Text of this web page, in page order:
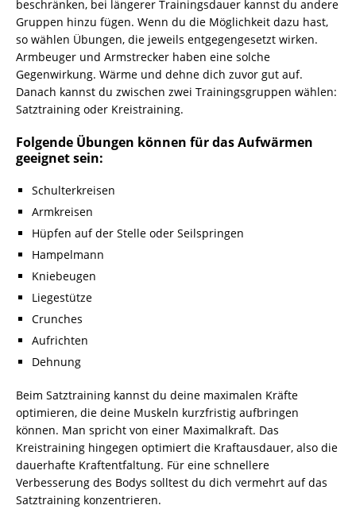
beschränken, bei längerer Trainingsdauer kannst du andere
Gruppen hinzu fügen. Wenn du die Möglichkeit dazu hast,
so wählen Übungen, die jeweils entgegengesetzt wirken.
Armbeuger und Armstrecker haben eine solche
Gegenwirkung. Wärme und dehne dich zuvor gut auf.
Danach kannst du zwischen zwei Trainingsgruppen wählen:
Satztraining oder Kreistraining.
Folgende Übungen können für das Aufwärmen
geeignet sein:
Schulterkreisen
Armkreisen
Hüpfen auf der Stelle oder Seilspringen
Hampelmann
Kniebeugen
Liegestütze
Crunches
Aufrichten
Dehnung
Beim Satztraining kannst du deine maximalen Kräfte
optimieren, die deine Muskeln kurzfristig aufbringen
können. Man spricht von einer Maximalkraft. Das
Kreistraining hingegen optimiert die Kraftausdauer, also die
dauerhafte Kraftentfaltung. Für eine schnellere
Verbesserung des Bodys solltest du dich vermehrt auf das
Satztraining konzentrieren.